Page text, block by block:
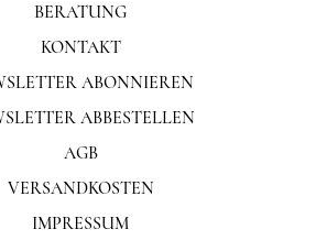
BERATUNG
KONTAKT
ABONNIEREN
ABBESTELLEN
AGB
VERSANDKOSTEN
IMPRESSUM